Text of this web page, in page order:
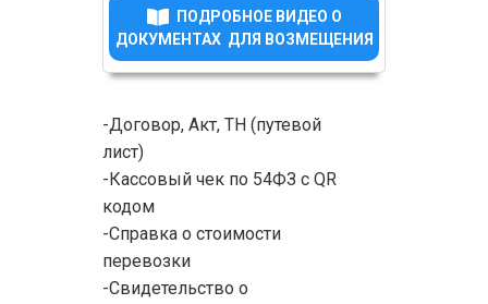
-Договор, Акт, ТН (путевой
лист)
-Кассовый чек по 54ФЗ с QR
кодом
-Справка о стоимости
перевозки
-Свидетельство о
ПОДРОБНОЕ ВИДЕО О
ДОКУМЕНТАХ ДЛЯ ВОЗМЕЩЕНИЯ